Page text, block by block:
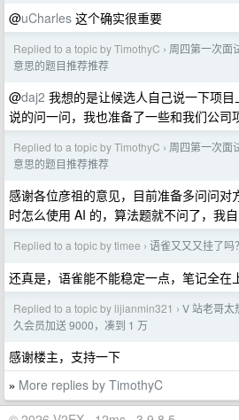
@uCharles 这个确实很重要
Replied to a topic by TimothyC › 周四第一次面
意思的题目推荐推荐
@daj2 我想的是让候选人自己说一下项
说的问一问，我也准备了一些和我们公司
Replied to a topic by TimothyC › 周四第一次面
意思的题目推荐推荐
感谢各位彦祖的意见，目前准备多问问对
时怎么使用 AI 的，算法题就不问了，我
Replied to a topic by timee › 语雀又又又挂了吗？
还真是，语雀能不能稳定一点，笔记全在
Replied to a topic by lijianmin321 › V 站老哥太
久会员加送 9000，凑到 1 万
感谢楼主，支持一下
» More replies by TimothyC